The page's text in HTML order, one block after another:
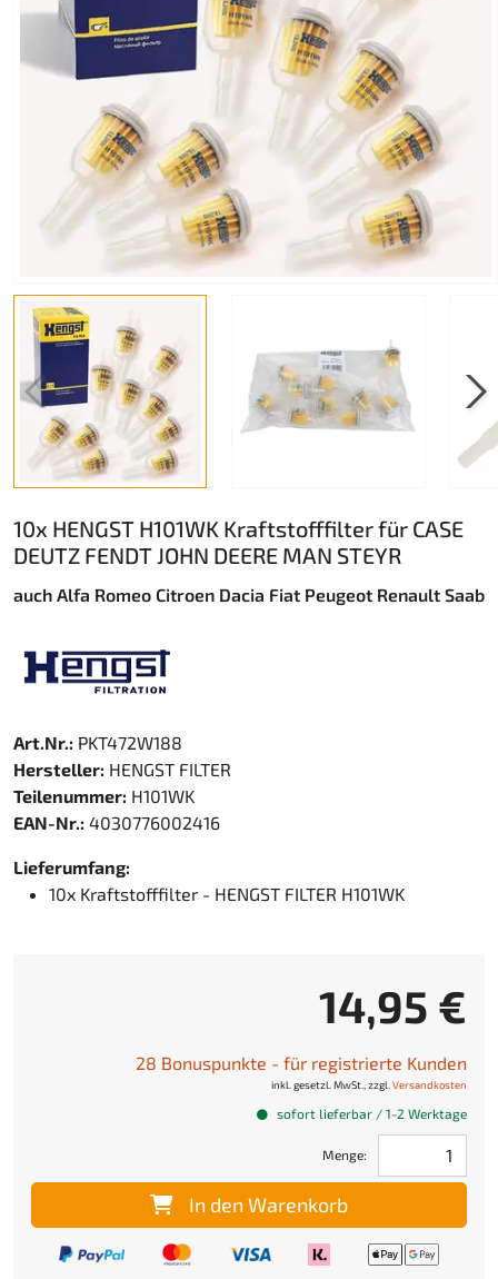
10x HENGST H101WK Kraftstofffilter für CASE
DEUTZ FENDT JOHN DEERE MAN STEYR
auch Alfa Romeo Citroen Dacia Fiat Peugeot Renault Saab
Art.Nr.: PKT472W188
Hersteller: HENGST FILTER
Teilenummer: H101WK
EAN-Nr.: 4030776002416
Lieferumfang:
10x Kraftstofffilter - HENGST FILTER H101WK
14,95 €
28 Bonuspunkte - für registrierte Kunden
inkl. gesetzl. MwSt., zzgl. Versandkosten
sofort lieferbar / 1-2 Werktage
Menge:
In den Warenkorb